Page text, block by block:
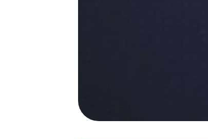
Departamento Pessoal
Para simplificar os processos